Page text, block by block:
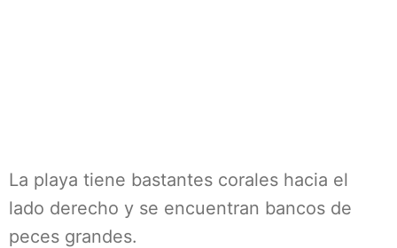
La playa tiene bastantes corales hacia el
lado derecho y se encuentran bancos de
peces grandes.